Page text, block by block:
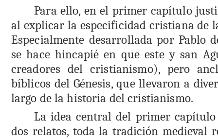
Para ello, en el primer capítulo
al explicar la especificidad cristiana de
Especialmente desarrollada por Pablo
se hace hincapié en que este y san
creadores del cristianismo), pero
bíblicos del Génesis, que llevaron a
largo de la historia del cristianismo.
La idea central del primer
dos relatos, toda la tradición medieval